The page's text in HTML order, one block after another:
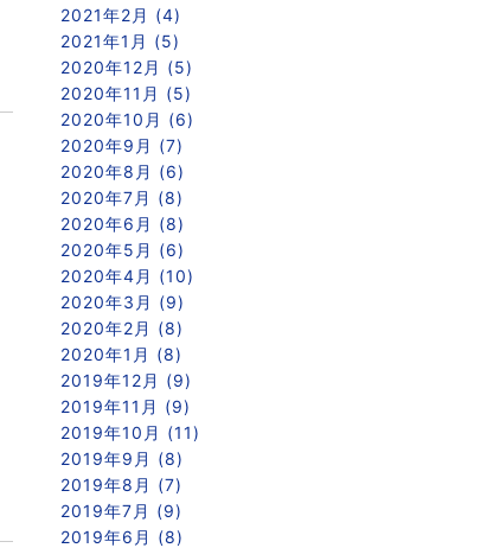
2021年2月 (4)
2021年1月 (5)
2020年12月 (5)
2020年11月 (5)
2020年10月 (6)
2020年9月 (7)
2020年8月 (6)
2020年7月 (8)
2020年6月 (8)
2020年5月 (6)
2020年4月 (10)
2020年3月 (9)
2020年2月 (8)
2020年1月 (8)
2019年12月 (9)
2019年11月 (9)
2019年10月 (11)
2019年9月 (8)
2019年8月 (7)
2019年7月 (9)
2019年6月 (8)